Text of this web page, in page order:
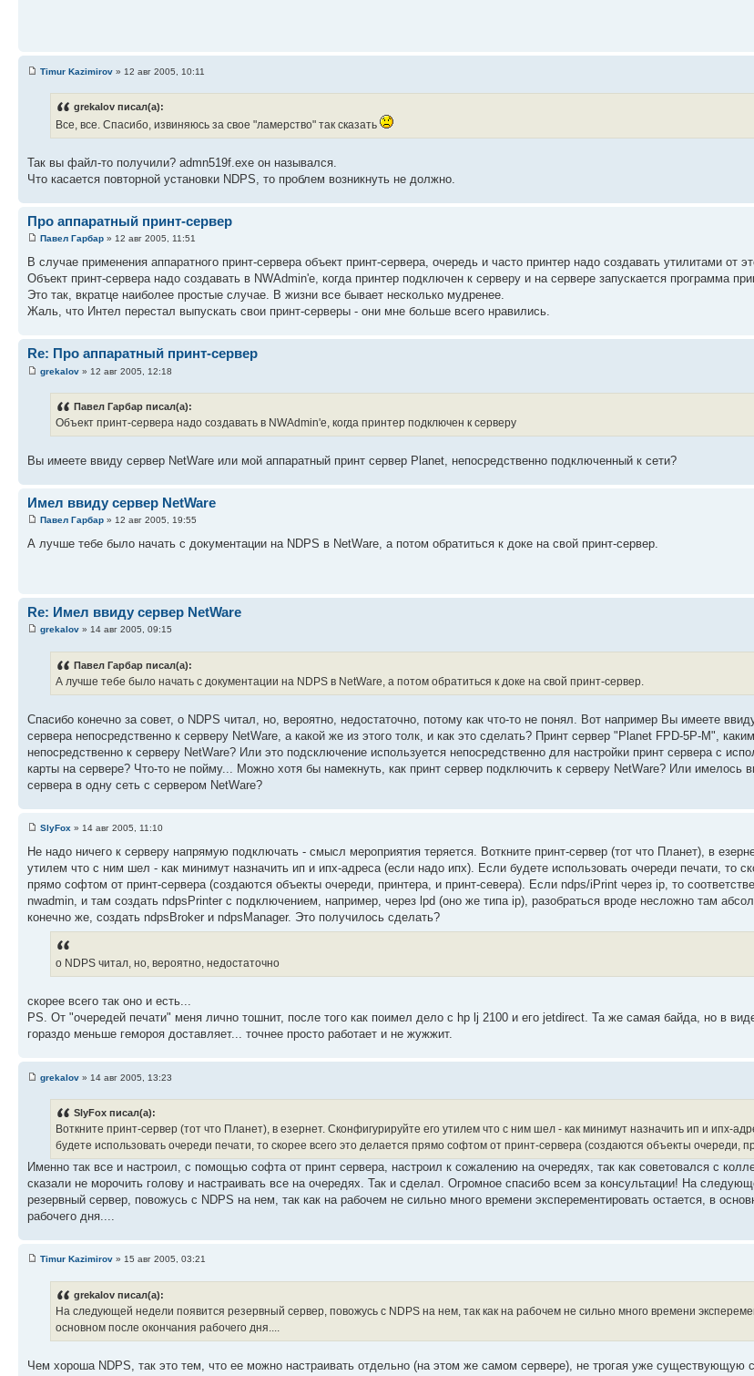
Timur Kazimirov » 12 авг 2005, 10:11
grekalov писал(а):
Все, все. Спасибо, извиняюсь за свое "ламерство" так сказать
Так вы файл-то получили? admn519f.exe он назывался.
Что касается повторной установки NDPS, то проблем возникнуть не должно.
Про аппаратный принт-сервер
Павел Гарбар » 12 авг 2005, 11:51
В случае применения аппаратного принт-сервера объект принт-сервера, очередь и часто принтер надо создавать утилитами от
Объект принт-сервера надо создавать в NWAdmin'е, когда принтер подключен к серверу и на сервере запускается программа
Это так, вкратце наиболее простые случае. В жизни все бывает несколько мудренее.
Жаль, что Интел перестал выпускать свои принт-серверы - они мне больше всего нравились.
Re: Про аппаратный принт-сервер
grekalov » 12 авг 2005, 12:18
Павел Гарбар писал(а):
Объект принт-сервера надо создавать в NWAdmin'е, когда принтер подключен к серверу
Вы имеете ввиду сервер NetWare или мой аппаратный принт сервер Planet, непосредственно подключенный к сети?
Имел ввиду сервер NetWare
Павел Гарбар » 12 авг 2005, 19:55
А лучше тебе было начать с документации на NDPS в NetWare, а потом обратиться к доке на свой принт-сервер.
Re: Имел ввиду сервер NetWare
grekalov » 14 авг 2005, 09:15
Павел Гарбар писал(а):
А лучше тебе было начать с документации на NDPS в NetWare, а потом обратиться к доке на свой принт-сервер.
Спасибо конечно за совет, о NDPS читал, но, вероятно, недостаточно, потому как что-то не понял. Вот например Вы имеете
сервера непосредственно к серверу NetWare, а какой же из этого толк, и как это сделать? Принт сервер "Planet FPD-5P-M",
непосредственно к серверу NetWare? Или это подсключение используется непосредственно для настройки принт сервера с
карты на сервере? Что-то не пойму... Можно хотя бы намекнуть, как принт сервер подключить к серверу NetWare? Или имелось
сервера в одну сеть с сервером NetWare?
SlyFox » 14 авг 2005, 11:10
Не надо ничего к серверу напрямую подключать - смысл мероприятия теряется. Воткните принт-сервер (тот что Планет), в
утилем что с ним шел - как минимут назначить ип и ипх-адреса (если надо ипх). Если будете использовать очереди печати, то
прямо софтом от принт-сервера (создаются объекты очереди, принтера, и принт-севера). Если ndps/iPrint через ip, то
nwadmin, и там создать ndpsPrinter с подключением, например, через lpd (оно же типа ip), разобраться вроде несложно там
конечно же, создать ndpsBroker и ndpsManager. Это получилось сделать?
о NDPS читал, но, вероятно, недостаточно
скорее всего так оно и есть...
PS. От "очередей печати" меня лично тошнит, после того как поимел дело с hp lj 2100 и его jetdirect. Та же самая байда, но в
гораздо меньше гемороя доставляет... точнее просто работает и не жужжит.
grekalov » 14 авг 2005, 13:23
SlyFox писал(а):
Воткните принт-сервер (тот что Планет), в езернет. Сконфигурируйте его утилем что с ним шел - как минимут назначить ип и ипх-
будете использовать очереди печати, то скорее всего это делается прямо софтом от принт-сервера (создаются объекты очереди,
Именно так все и настроил, с помощью софта от принт сервера, настроил к сожалению на очередях, так как советовался с
сказали не морочить голову и настраивать все на очередях. Так и сделал. Огромное спасибо всем за консультации! На
резервный сервер, повожусь с NDPS на нем, так как на рабочем не сильно много времени эксперементировать остается, в
рабочего дня....
Timur Kazimirov » 15 авг 2005, 03:21
grekalov писал(а):
На следующей недели появится резервный сервер, повожусь с NDPS на нем, так как на рабочем не сильно много времени
основном после окончания рабочего дня....
Чем хороша NDPS, так это тем, что ее можно настраивать отдельно (на этом же самом сервере), не трогая уже существующую